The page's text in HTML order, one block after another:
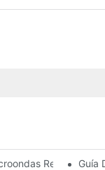
ReducenGuía